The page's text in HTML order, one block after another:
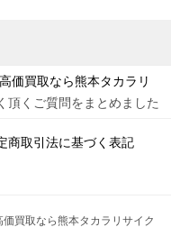
価買取なら熊本タカラリ
頂くご質問をまとめました
商取引法に基づく表記
買取なら熊本タカラリサイク